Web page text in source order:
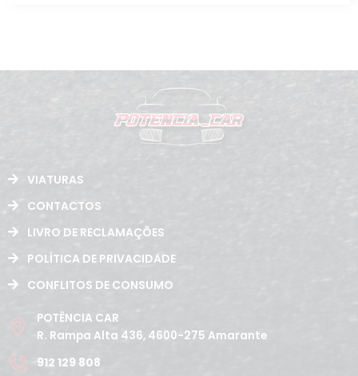
VIATURAS
CONTACTOS
LIVRO DE RECLAMAÇÕES
POLÍTICA DE PRIVACIDADE
CONFLITOS DE CONSUMO
POTÊNCIA CAR
R. Rampa Alta 436, 4600-275 Amarante
912 129 808